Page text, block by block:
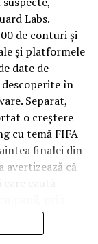
Această
reală pe
primele
din jurul
pentru zonele
și de
frecventă. Este
mult de
Labs.
de conturi și
și platformele
date de
în
Separat,
o creștere
cu temă FIFA
finalei din
avertizează că
digitală